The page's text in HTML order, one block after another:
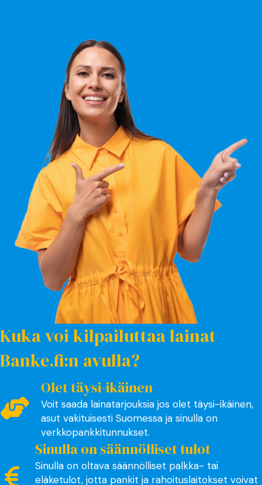
Kuka voi kilpailuttaa lainat
Banke.fi:n avulla?
Olet täysi-ikäinen
Voit saada lainatarjouksia jos olet täysi-ikäinen,
asut vakituisesti Suomessa ja sinulla on
verkkopankkitunnukset.
Sinulla on säännölliset tulot
Sinulla on oltava säännölliset palkka- tai
eläketulot, jotta pankit ja rahoituslaitokset voivat